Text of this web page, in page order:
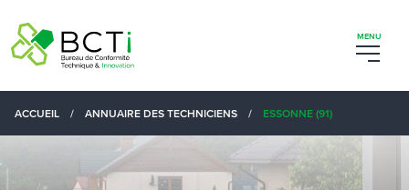
ACCUEIL / ANNUAIRE DES TECHNICIENS / ESSONNE (91)